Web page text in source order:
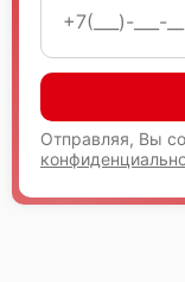
Отправляя, Вы